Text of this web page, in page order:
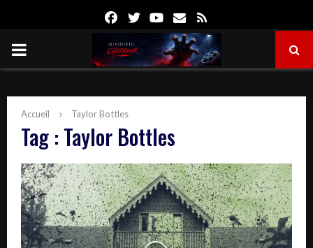
FacebookTwitterYoutube
Email
PRIMARY
Accueil Taylor Bottles
Tag : Taylor Bottles